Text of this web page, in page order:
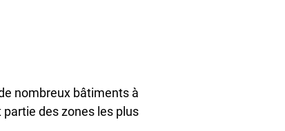
nombreux bâtiments à
des zones les plus